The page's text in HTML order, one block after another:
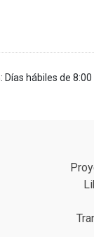
hábiles de 8:00